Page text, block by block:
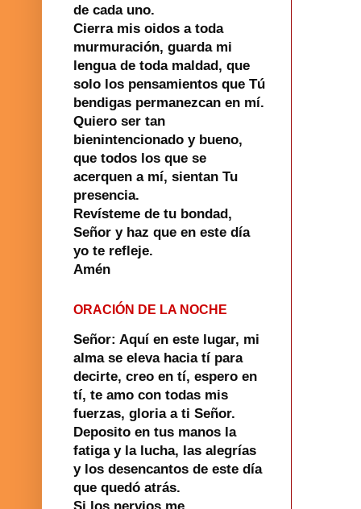
de cada uno.
Cierra mis oidos a toda
murmuración, guarda mi
lengua de toda maldad, que
solo los pensamientos que Tú
bendigas permanezcan en mí.
Quiero ser tan
bienintencionado y bueno,
que todos los que se
acerquen a mí, sientan Tu
presencia.
Revísteme de tu bondad,
Señor y haz que en este día
yo te refleje.
Amén
ORACIÓN DE LA NOCHE
Señor: Aquí en este lugar, mi
alma se eleva hacia tí para
decirte, creo en tí, espero en
tí, te amo con todas mis
fuerzas, gloria a ti Señor.
Deposito en tus manos la
fatiga y la lucha, las alegrías
y los desencantos de este día
que quedó atrás.